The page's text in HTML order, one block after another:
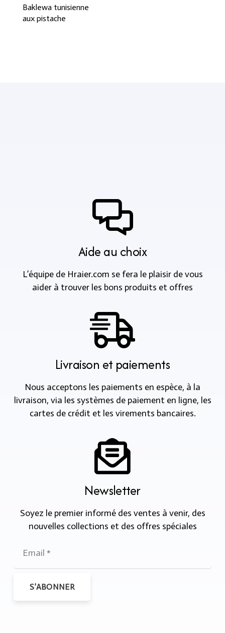
Baklewa tunisienne
aux pistache
Aide au choix
L’équipe de Hraier.com se fera le plaisir de vous
aider à trouver les bons produits et offres
Livraison et paiements
Nous acceptons les paiements en espèce, à la
livraison, via les systèmes de paiement en ligne, les
cartes de crédit et les virements bancaires.
Newsletter
Soyez le premier informé des ventes à venir, des
nouvelles collections et des offres spéciales
S’ABONNER